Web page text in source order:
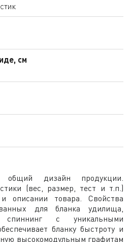
см
общий дизайн продукции.
(вес, размер, тест и т.п.)
описании товара. Свойства
для бланка удилища,
спиннинг с уникальными
бланку быстроту и
высокомодульным графитам